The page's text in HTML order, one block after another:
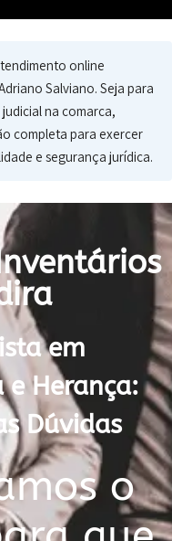
online
Salviano. Seja para
na comarca,
completa para exercer
e segurança jurídica.
em
Herança:
Dúvidas
o